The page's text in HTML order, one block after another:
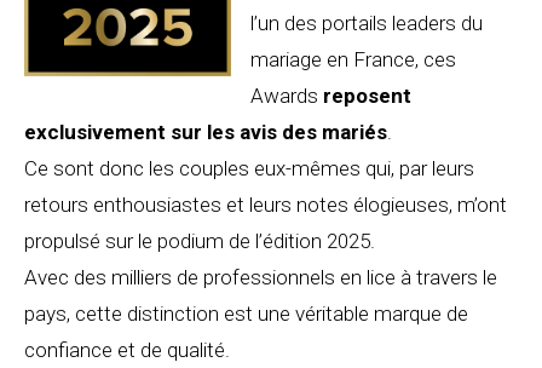
l’un des portails leaders du
mariage en France, ces
Awards reposent
exclusivement sur les avis des mariés
Ce sont donc les couples eux-mêmes qui, par leurs
retours enthousiastes et leurs notes élogieuses, m’ont
propulsé sur le podium de l’édition 2025.
Avec des milliers de professionnels en lice à travers le
pays, cette distinction est une véritable marque de
confiance et de qualité.